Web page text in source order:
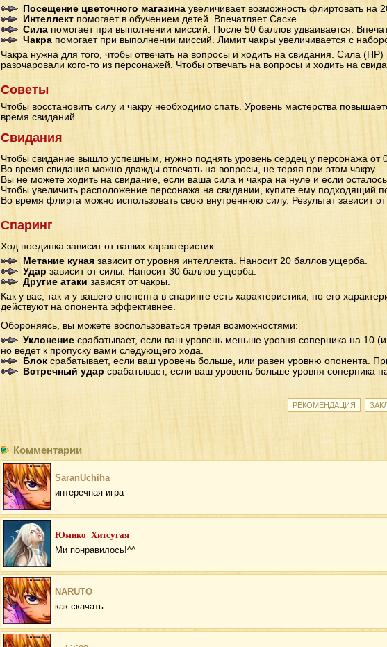
Посещение цветочного магазина увеличивает возможность флиртовать на
Интеллект помогает в обучением детей. Впечатляет Саске.
Сила помогает при выполнении миссий. После 50 баллов удваивается.
Чакра помогает при выполнении миссий. Лимит чакры увеличивается с
Чакра нужна для того, чтобы отвечать на вопросы и ходить на свидания. Сила
разочаровали кого-то из персонажей. Чтобы отвечать на вопросы и ходить на
Советы
Чтобы восстановить силу и чакру необходимо спать. Уровень мастерства
время свиданий.
Свидания
Чтобы свидание вышло успешным, нужно поднять уровень сердец у персонажа от
Во время свидания можно дважды отвечать на вопросы, не теряя при этом чакру.
Вы не можете ходить на свидание, если ваша сила и чакра на нуле и если
Чтобы увеличить расположение персонажа на свидании, купите ему подходящий
Во время флирта можно использовать свою внутреннюю силу. Результат зависит
Спаринг
Ход поединка зависит от ваших характеристик.
Метание куная зависит от уровня интеллекта. Наносит 20 баллов ущерба.
Удар зависит от силы. Наносит 30 баллов ущерба.
Другие атаки зависят от чакры.
Как у вас, так и у вашего опонента в спаринге есть характеристики, но его
действуют на опонента эффективнее.
Обороняясь, вы можете воспользоваться тремя возможностями:
Уклонение срабатывает, если ваш уровень меньше уровня соперника на 10
но ведет к пропуску вами следующего хода.
Блок срабатывает, если ваш уровень больше, или равен уровню опонента.
Встречный удар срабатывает, если ваш уровень больше уровня соперника
Комментарии
SaranUchiha
интеречная игра
Юмико_Хитсугая
Ми понравилось!^^
NARUTO
как скачать